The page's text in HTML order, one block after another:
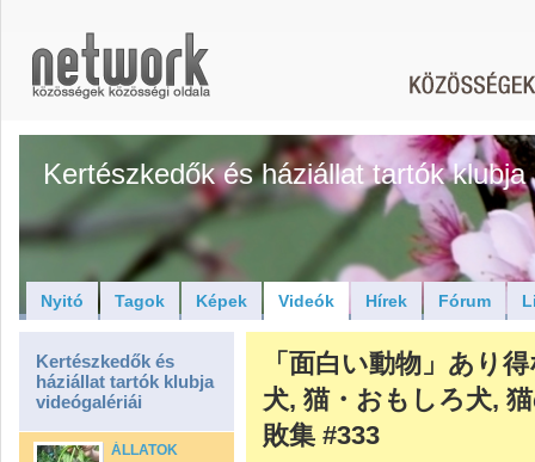
Kertészkedők és háziállat tartók klubja
Nyitó Tagok Képek Videók Hírek Fórum
Kertészkedők és
háziállat tartók klubja
videógalériái
ÁLLATOK
「面白い動物」あり
犬, 猫・おもしろ犬,
敗集 #333